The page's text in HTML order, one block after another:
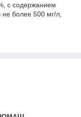
с содержанием
более 500 мг/л,